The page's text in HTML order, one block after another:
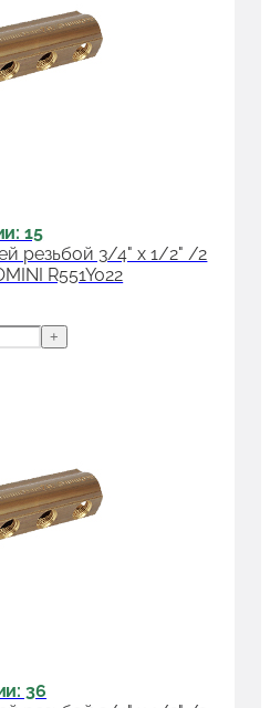
15
резьбой 3/4" x 1/2" /2
R551Y022
+
36
90